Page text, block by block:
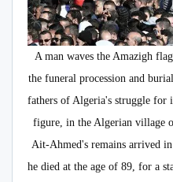
A man waves the Amazigh
the funeral procession and
fathers of Algeria's struggle for
figure, in the Algerian village
Ait-Ahmed's remains arrived
he died at the age of 89, for a